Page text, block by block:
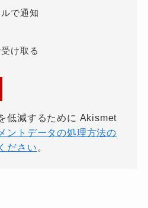
で通知
け取る
低減するために Akismet
ントデータの処理方法の
ださい 。